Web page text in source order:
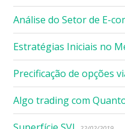
Análise do Setor de E-
Estratégias Iniciais no
Precificação de opções
Algo trading com